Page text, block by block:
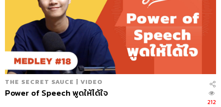
THE SECRET SAUCE | VIDEO
Power of Speech พูดให้ได้ใจ
212